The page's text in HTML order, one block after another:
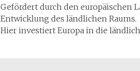
Gefördert durch den europäischen
Entwicklung des ländlichen Raums.
Hier investiert Europa in die